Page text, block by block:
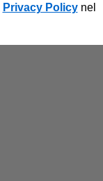
Privacy Policynel